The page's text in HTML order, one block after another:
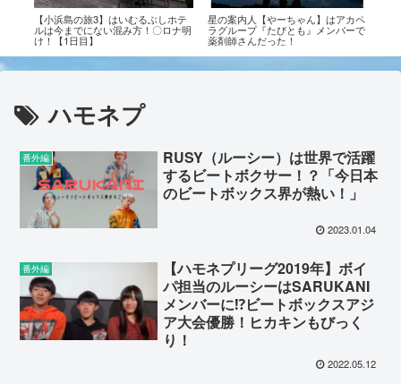
【小浜島の旅3】はいむるぶしホテ
ルは今までにない混み方！〇ロナ明
け！【1日目】
星の案内人【やーちゃん】はアカペ
ラグループ『たびとも』メンバーで
薬剤師さんだった！
ハモネプ
番外編
RUSY（ルーシー）は世界で活躍
するビートボクサー！？「今日本
のビートボックス界が熱い！」
2023.01.04
番外編
【ハモネプリーグ2019年】ボイ
パ担当のルーシーはSARUKANI
メンバーに⁉ビートボックスアジ
ア大会優勝！ヒカキンもびっく
り！
2022.05.12